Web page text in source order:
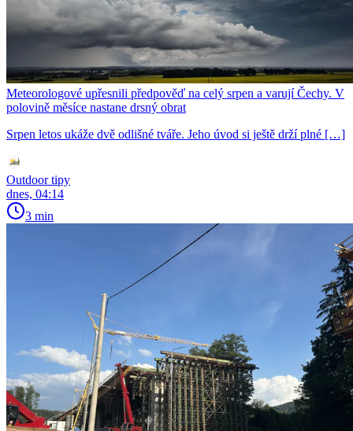
Meteorologové upřesnili předpověď na celý srpen a varují Čechy. V
polovině měsíce nastane drsný obrat
Srpen letos ukáže dvě odlišné tváře. Jeho úvod si ještě drží plné […]
Outdoor tipy
dnes, 04:14
3 min